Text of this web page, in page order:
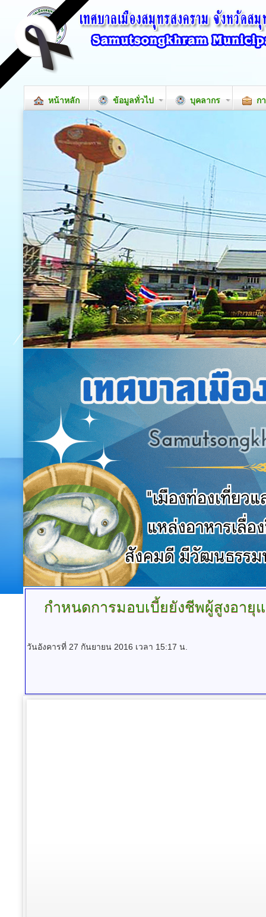
หน้าหลัก ข้อมูลทั่วไป บุคลากร ก
กำหนดการมอบเบี้ยยังชีพผู้สูงอายุ
วันอังคารที่ 27 กันยายน 2016 เวลา 15:17 น.